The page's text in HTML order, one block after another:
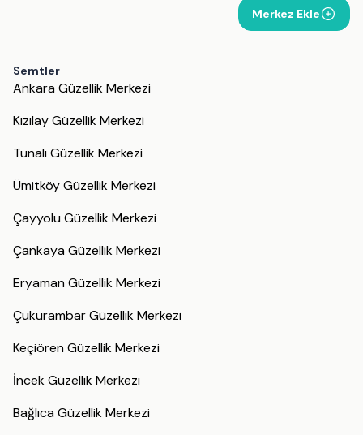
Merkez Ekle
Semtler
Ankara Güzellik Merkezi
Kızılay Güzellik Merkezi
Tunalı Güzellik Merkezi
Ümitköy Güzellik Merkezi
Çayyolu Güzellik Merkezi
Çankaya Güzellik Merkezi
Eryaman Güzellik Merkezi
Çukurambar Güzellik Merkezi
Keçiören Güzellik Merkezi
İncek Güzellik Merkezi
Bağlıca Güzellik Merkezi